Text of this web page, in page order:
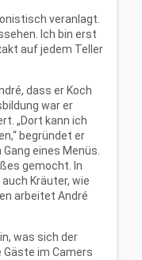
veranlagt.
Ich bin erst
auf jedem Teller
dass er Koch
war er
„Dort kann ich
begründet er
eines Menüs.
gemocht. In
Kräuter, wie
arbeitet André
was sich der
im Camers